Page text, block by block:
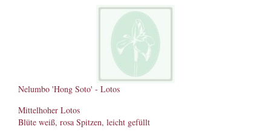
Nelumbo 'Hong Soto' - Lotos
Mittelhoher Lotos
Blüte weiß, rosa Spitzen, leicht gefüllt